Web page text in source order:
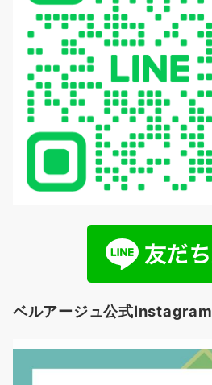
ン
ベルアージュ公式Instagram